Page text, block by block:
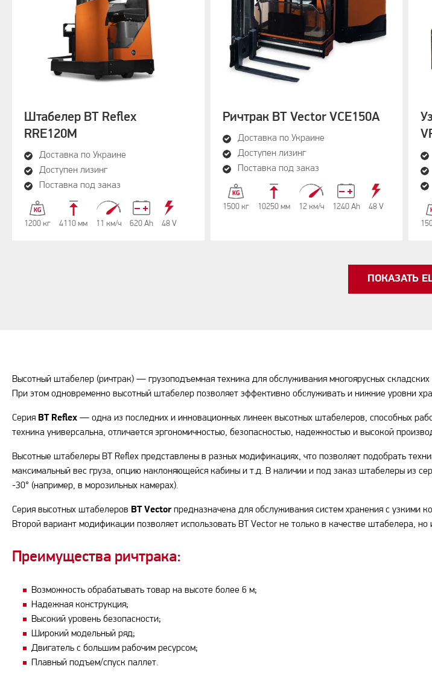
Штабелер BT Reflex
RRE120M
Доставка по Украине
Доступен лизинг
Поставка под заказ
1200 кг 4110 мм 11 км/ч 620 Аh 48 V
Ричтрак BT Vector VCE150A
Доставка по Украине
Доступен лизинг
Поставка под заказ
1500 кг 10250 мм 12 км/ч 1240 Аh 48 V
ПОКАЗАТЬ
Высотный штабелер (ричтрак) — грузоподъемная техника для обслуживания многоярусных
При этом одновременно высотный штабелер позволяет эффективно обслуживать и нижние уровни
Серия BT Reflex — одна из последних и инновационных линеек высотных штабелеров, способных
техника универсальна, отличается эргономичностью, безопасностью, надежностью и высокой
Высотные штабелеры BT Reflex представлены в разных модификациях, что позволяет подобрать
максимальный вес груза, опцию наклоняющейся кабины и т.д. В наличии и под заказ штабелеры из
-30° (например, в морозильных камерах).
Серия высотных штабелеров BT Vector предназначена для обслуживания систем хранения с узкими
Второй вариант модификации позволяет использовать BT Vector не только в качестве штабелера,
Преимущества ричтрака:
Возможность обрабатывать товар на высоте более 6 м;
Надежная конструкция;
Высокий уровень безопасности;
Широкий модельный ряд;
Двигатель с большим рабочим ресурсом;
Плавный подъем/спуск паллет.